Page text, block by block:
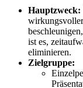
Hauptzweck:
ist es,
eliminieren.
Zielgruppe: